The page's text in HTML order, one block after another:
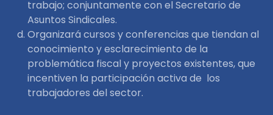
trabajo; conjuntamente con el Secretario de
Asuntos Sindicales.
Organizará cursos y conferencias que tiendan al
conocimiento y esclarecimiento de la
problemática fiscal y proyectos existentes, que
incentiven la participación activa de los
trabajadores del sector.